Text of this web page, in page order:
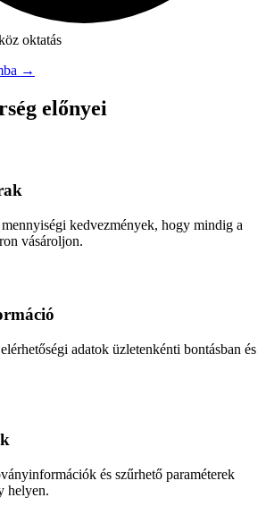
oktatás
→
előnyei
mennyiségi kedvezmények, hogy mindig a
vásároljon.
adatok üzletenkénti bontásban és
és szűrhető paraméterek
helyen.